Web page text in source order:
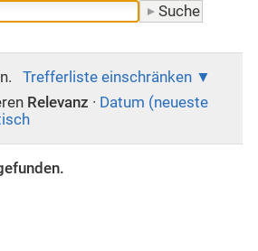
Trefferliste einschränken
Relevanz · Datum (neueste